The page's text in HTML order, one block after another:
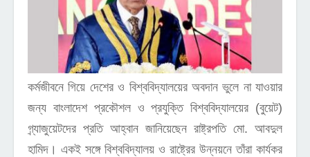
কর্মজীবনে গিয়ে দেশের ও বিশ্ববিদ্যালয়ের অবদান ভুলে না যাওয়ার
জন্য বাংলাদেশ প্রকৌশল ও প্রযুক্তি বিশ্ববিদ্যালয়ের (বুয়েট)
গ্র্যাজুয়েটদের প্রতি আহ্বান জানিয়েছেন রাষ্ট্রপতি মো. আবদুল
হামিদ। একই সঙ্গে বিশ্ববিদ্যালয় ও রাষ্ট্রের উন্নয়নে তাঁরা কার্যকর